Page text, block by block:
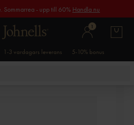
Sommarrea - upp till 60% Handla nu
1
1-3 vardagars leverans 5-10% bonus